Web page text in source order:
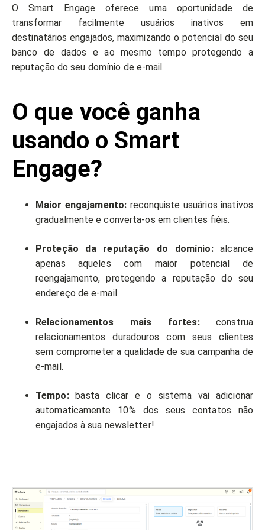
O Smart Engage oferece uma oportunidade de
transformar facilmente usuários inativos em
destinatários engajados, maximizando o potencial do seu
banco de dados e ao mesmo tempo protegendo a
reputação do seu domínio de e-mail.
O que você ganha
usando o Smart
Engage?
Maior engajamento: reconquiste usuários inativos
gradualmente e converta-os em clientes fiéis.
Proteção da reputação do domínio:alcance
apenas aqueles com maior potencial de
reengajamento, protegendo a reputação do seu
endereço de e-mail.
Relacionamentos mais fortes:construa
relacionamentos duradouros com seus clientes
sem comprometer a qualidade de sua campanha de
e-mail.
Tempo:basta clicar e o sistema vai adicionar
automaticamente 10% dos seus contatos não
engajados à sua newsletter!